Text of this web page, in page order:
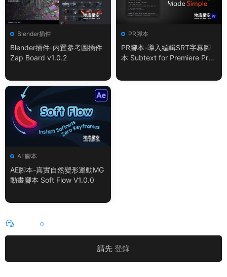
Blender插件
Blender插件-内置參考圖插件
Zap Board v1.0.2
PR腳本
PR腳本-導入編輯SRT字幕腳
本 Subtext for Premiere Pro
AE腳本
AE腳本-真實自然變形運動MG
動畫腳本 Soft Flow V1.0.0
0
請先 登錄